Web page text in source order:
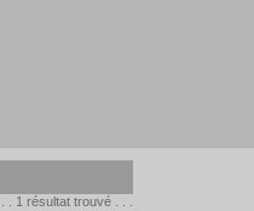
. . . 1 résultat trouvé . . .